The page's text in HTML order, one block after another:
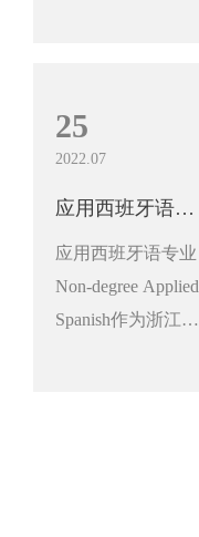
25
2022.07
应用西班牙语专业
应用西班牙语专业
Non-degree Applied
Spanish作为浙江省